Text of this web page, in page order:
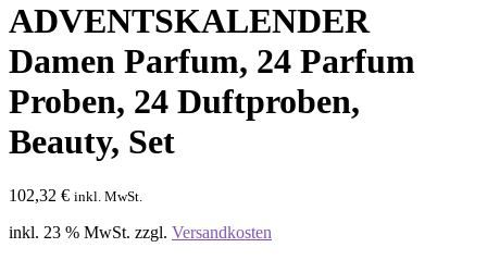
ADVENTSKALENDER
Damen Parfum, 24 Parfum
Proben, 24 Duftproben,
Beauty, Set
102,32 € inkl. MwSt.
inkl. 23 % MwSt. zzgl. Versandkosten